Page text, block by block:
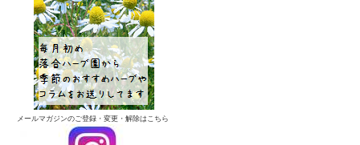
メールマガジンのご登録・変更・解除はこちら